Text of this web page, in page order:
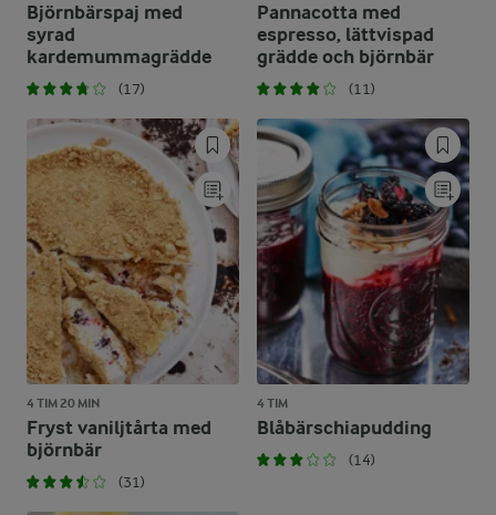
Björnbärspaj med
syrad
kardemummagrädde
(17)
Pannacotta med
espresso, lättvispad
grädde och björnbär
(11)
4 TIM 20 MIN
Fryst vaniljtårta med
björnbär
(31)
4 TIM
Blåbärschiapudding
(14)